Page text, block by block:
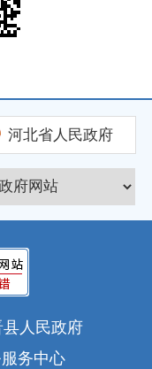
河北省人民政府
人民政府
务中心